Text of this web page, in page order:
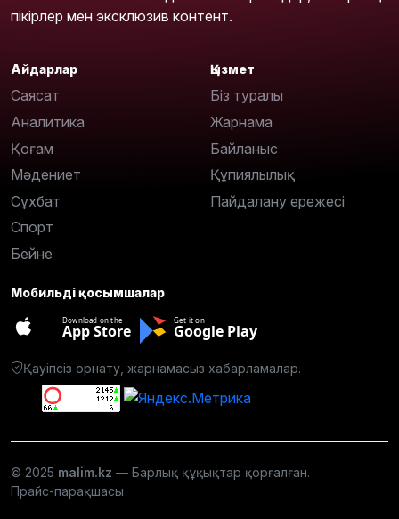
пікірлер мен эксклюзив контент.
Айдарлар
Саясат
Аналитика
Қоғам
Мәдениет
Сұхбат
Спорт
Бейне
Қызмет
Біз туралы
Жарнама
Байланыс
Құпиялылық
Пайдалану ережесі
Мобильді қосымшалар
Download on the
App Store
Get it on
Google Play
Қауіпсіз орнату, жарнамасыз хабарламалар.
© 2025 malim.kz — Барлық құқықтар қорғалған.
Прайс-парақшасы